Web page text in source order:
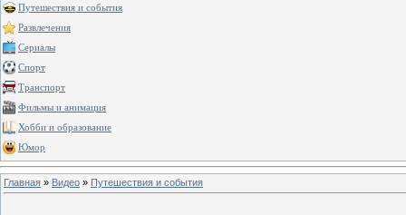
Путешествия и события
Развлечения
Сериалы
Спорт
Транспорт
Фильмы и анимация
Хобби и образование
Юмор
Главная » Видео » Путешествия и события